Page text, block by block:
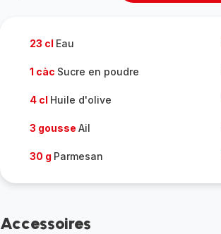
23 cl Eau
1 càc Sucre en poudre
4 cl Huile d'olive
3 gousse Ail
30 g Parmesan
Accessoires